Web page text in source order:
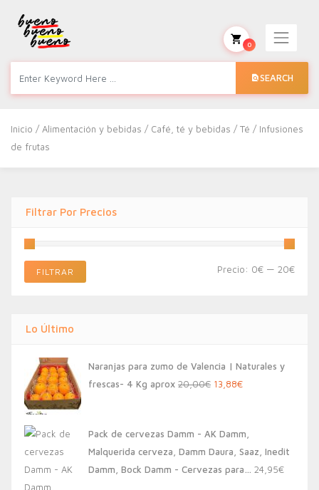
SEARCH
0
Inicio /Alimentación y bebidas / Café, té y bebidas /Té / Infusiones
de frutas
Filtrar Por Precios
FILTRAR Precio: 0€ — 20€
Lo Último
Naranjas para zumo de Valencia | Naturales y
frescas- 4 Kg aprox 20,00€ El
era:
20,00€.
13,88€El
es:
13,88€.
Pack de cervezas Damm - AK Damm,
Malquerida cerveza, Damm Daura, Saaz, Inedit
Damm, Bock Damm - Cervezas para… 24,95€